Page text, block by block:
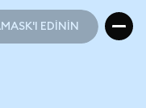
EDİNİN